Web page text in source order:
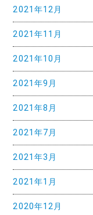
2021年12月
2021年11月
2021年10月
2021年9月
2021年8月
2021年7月
2021年3月
2021年1月
2020年12月